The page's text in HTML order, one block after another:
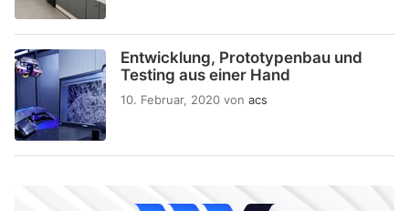
Entwicklung, Prototypenbau und
Testing aus einer Hand
10. Februar, 2020 von acs